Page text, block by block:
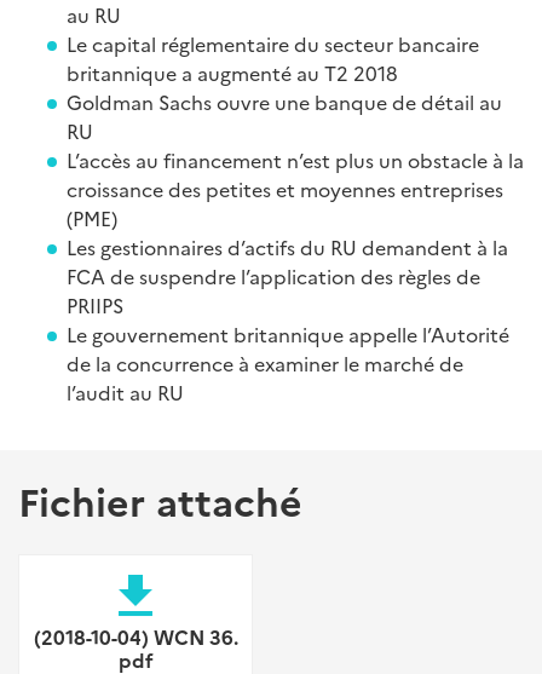
au RU
Le capital réglementaire du secteur bancaire
britannique a augmenté au T2 2018
Goldman Sachs ouvre une banque de détail au
RU
L’accès au financement n’est plus un obstacle à la
croissance des petites et moyennes entreprises
(PME)
Les gestionnaires d’actifs du RU demandent à la
FCA de suspendre l’application des règles de
PRIIPS
Le gouvernement britannique appelle l’Autorité
de la concurrence à examiner le marché de
l’audit au RU
Fichier attaché
file_download
(2018-10-04) WCN 36.
pdf